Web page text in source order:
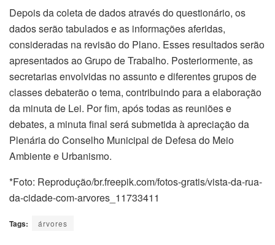
Depois da coleta de dados através do questionário, os
dados serão tabulados e as informações aferidas,
consideradas na revisão do Plano. Esses resultados serão
apresentados ao Grupo de Trabalho. Posteriormente, as
secretarias envolvidas no assunto e diferentes grupos de
classes debaterão o tema, contribuindo para a elaboração
da minuta de Lei. Por fim, após todas as reuniões e
debates, a minuta final será submetida à apreciação da
Plenária do Conselho Municipal de Defesa do Meio
Ambiente e Urbanismo.
*Foto: Reprodução/br.freepik.com/fotos-gratis/vista-da-rua-
da-cidade-com-arvores_11733411
Tags: árvores